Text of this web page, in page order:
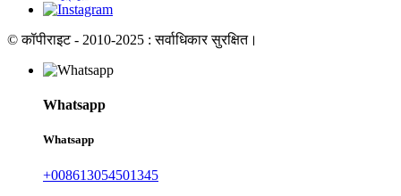
© कॉपीराइट - 2010-2025 : सर्वाधिकार सुरक्षित।
Whatsapp
Whatsapp
+008613054501345